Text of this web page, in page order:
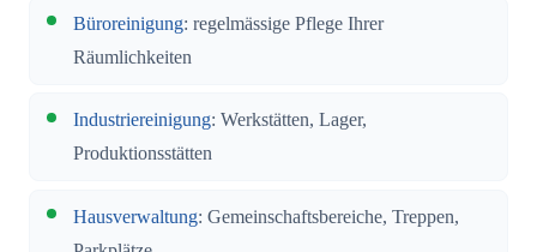
Büroreinigung: regelmässige Pflege Ihrer
Räumlichkeiten
Industriereinigung: Werkstätten, Lager,
Produktionsstätten
Hausverwaltung: Gemeinschaftsbereiche, Treppen,